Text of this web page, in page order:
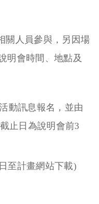
關人員參與，另因場
明會時間、地點及
動訊息報名，並由
止日為說明會前3
至計畫網站下載)